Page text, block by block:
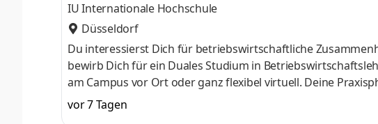
IU Internationale Hochschule
Düsseldorf
Du interessierst Dich für betriebswirtschaftliche
bewirb Dich für ein Duales Studium in
am Campus vor Ort oder ganz flexibel virtuell. Deine
Nähe. Ab dem 3. Semester belegst Du eine von fünf
gezielter auf Deinen Traumjob vorbereiten: Accounting &
vor 7 Tagen